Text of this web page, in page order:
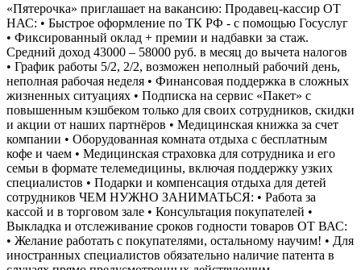
«Пятерочка» приглашает на вакансию: Продавец-кассир ОТ
НАС: • Быстрое оформление по ТК РФ - с помощью Госуслуг
• Фиксированный оклад + премии и надбавки за стаж.
Средний доход 43000 – 58000 руб. в месяц до вычета налогов
• График работы 5/2, 2/2, возможен неполный рабочий день,
неполная рабочая неделя • Финансовая поддержка в сложных
жизненных ситуациях • Подписка на сервис «Пакет» с
повышенным кэшбеком только для своих сотрудников, скидки
и акции от наших партнёров • Медицинская книжка за счет
компании • Оборудованная комната отдыха с бесплатным
кофе и чаем • Медицинская страховка для сотрудника и его
семьи в формате телемедицины, включая поддержку узких
специалистов • Подарки и компенсация отдыха для детей
сотрудников ЧЕМ НУЖНО ЗАНИМАТЬСЯ: • Работа за
кассой и в торговом зале • Консультация покупателей •
Выкладка и отслеживание сроков годности товаров ОТ ВАС:
• Желание работать с покупателями, остальному научим! • Для
иностранных специалистов обязательно наличие патента в